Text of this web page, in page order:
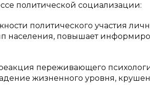
политической социализации:
политического участия
населения, повышает
переживающего
жизненного уровня,